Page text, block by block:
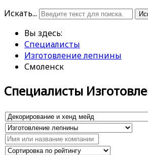
Искать...
Вы здесь:
Специалисты
Изготовление лепнины
Смоленск
Специалисты